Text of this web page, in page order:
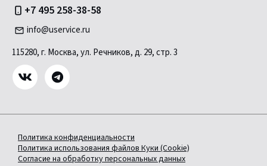
+7 495 258-38-58
info@uservice.ru
115280, г. Москва, ул. Речников, д. 29, стр. 3
Политика конфиденциальности
Политика использования файлов Куки (Cookie)
Согласие на обработку персональных данных